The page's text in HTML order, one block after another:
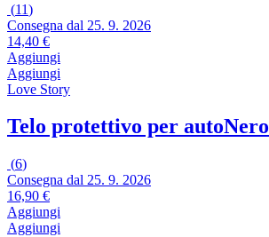
(11)
Consegna dal 25. 9. 2026
14,40 €
Aggiungi
Aggiungi
Love Story
Telo protettivo per autoNero
(6)
Consegna dal 25. 9. 2026
16,90 €
Aggiungi
Aggiungi